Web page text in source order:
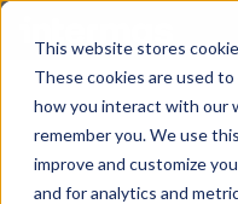
This website stores
These cookies are used
how you interact with our
remember you. We use
improve and customize
and for analytics and
CHERCHER
Nos activités
Solutions